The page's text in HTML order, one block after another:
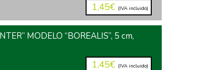
1,45€ (IVA incluido)
MODELO “BOREALIS”, 5 cm,
1,45€ (IVA incluido)